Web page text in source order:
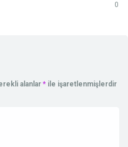
0
alanlar * ile işaretlenmişlerdir